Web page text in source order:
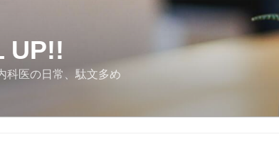
UP!!
科医の日常、駄文多め